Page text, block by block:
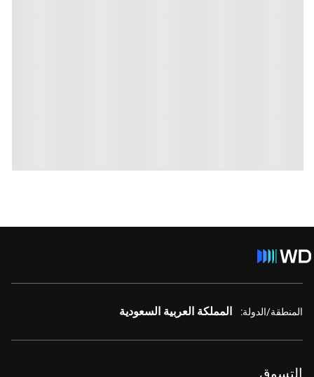
المنطقة/الدولة: المملكة العربية السعودية
التسوق